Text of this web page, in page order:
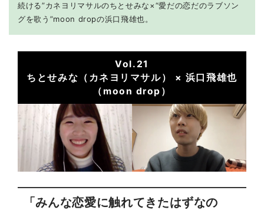
続ける”カネヨリマサルのちとせみな×“愛だの恋だのラブソン
グを歌う”moon dropの浜口飛雄也。
Vol.21
ちとせみな（カネヨリマサル） × 浜口飛雄也
（moon drop）
「みんな恋愛に触れてきたはずなの